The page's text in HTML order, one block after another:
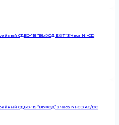
СДБО-115 “ВЫХОД EXIT” 3 Часа NI-CD
СДБО-115 “ВЫХОД” 3 Часа NI-CD AC/DC